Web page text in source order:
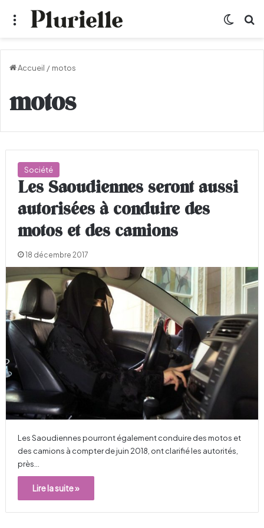
Menu
Accueil / motos
motos
Société
Les Saoudiennes seront aussi
autorisées à conduire des
motos et des camions
18 décembre 2017
Les Saoudiennes pourront également conduire des motos et
des camions à compter de juin 2018, ont clarifié les autorités,
près…
Lire la suite »